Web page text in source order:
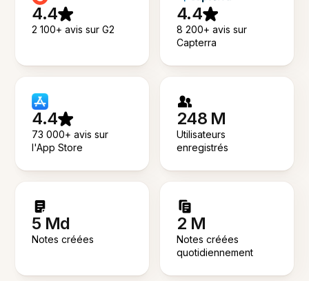
4.4
2 100+ avis sur G2
4.4
8 200+ avis sur
Capterra
4.4
73 000+ avis sur
l'App Store
248 M
Utilisateurs
enregistrés
5 Md
Notes créées
2 M
Notes créées
quotidiennement